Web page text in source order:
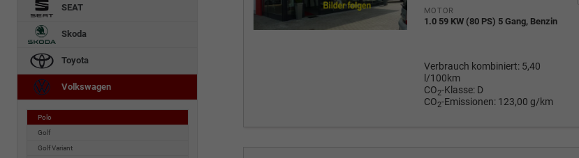
MOTOR
1.0 59 KW (80 PS) 5 Gang, Benzin
Verbrauch kombiniert: 5,40
l/100km
CO2-Klasse: D
CO2-Emissionen: 123,00 g/km
SEAT
Skoda
Toyota
Volkswagen
Polo
Golf
Golf Variant